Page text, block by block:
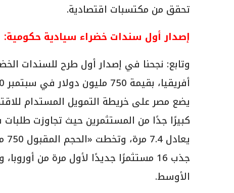
تحقق من مكتسبات اقتصادية.
إصدار أول سندات خضراء سيادية حكومية:
وتابع: نجحنا في إصدار أول طرح للسندات
يضع مصر على خريطة التمويل المستدام
جذب 16 مستثمرًا جديدًا لأول مرة من
الأوسط.